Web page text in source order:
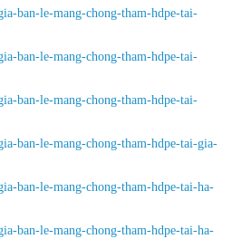
ban-le-mang-chong-tham-hdpe-tai-
ban-le-mang-chong-tham-hdpe-tai-
ban-le-mang-chong-tham-hdpe-tai-
ban-le-mang-chong-tham-hdpe-tai-gia-
ban-le-mang-chong-tham-hdpe-tai-ha-
ban-le-mang-chong-tham-hdpe-tai-ha-